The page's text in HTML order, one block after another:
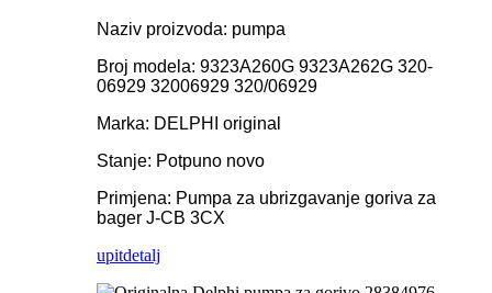
Naziv proizvoda: pumpa
Broj modela: 9323A260G 9323A262G 320-
06929 32006929 320/06929
Marka: DELPHI original
Stanje: Potpuno novo
Primjena: Pumpa za ubrizgavanje goriva za
bager J-CB 3CX
upitdetalj